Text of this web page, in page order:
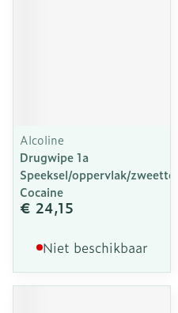
Alcoline
Drugwipe 1a
Speeksel/oppervlak/zweettest
Cocaine
€ 24,15
Niet beschikbaar